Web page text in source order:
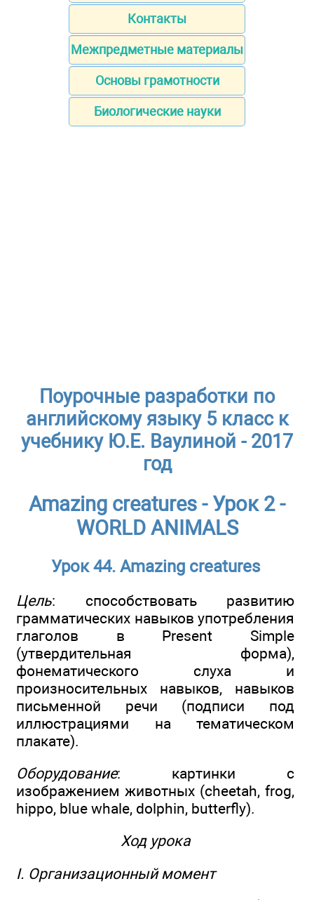
Контакты
Межпредметные материалы
Основы грамотности
Биологические науки
Поурочные разработки по
английскому языку 5 класс к
учебнику Ю.Е. Ваулиной - 2017
год
Amazing creatures - Урок 2 -
WORLD ANIMALS
Урок 44. Amazing creatures
Цель: способствовать развитию
грамматических навыков употребления
глаголов в Present Simple
(утвердительная форма),
фонематического слуха и
произносительных навыков, навыков
письменной речи (подписи под
иллюстрациями на тематическом
плакате).
Оборудование: картинки с
изображением животных (cheetah, frog,
hippo, blue whale, dolphin, butterfly).
Ход урока
I. Организационный момент